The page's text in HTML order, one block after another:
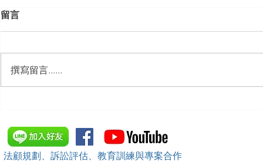
訓練）課程，邀請本所所長 邱
靖棠律師 擔任講師
留言
撰寫留言......
法顧規劃、訴訟評估、教育訓練與專案合作